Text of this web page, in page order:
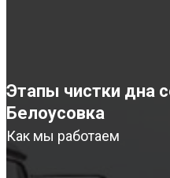
Этапы чистки дна
Белоусовка
Как мы работаем